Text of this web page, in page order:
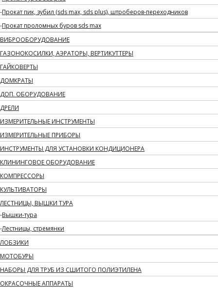
Прокат пик, зубил (sds max, sds plus), штроберов-переходников
Прокат проломных буров sds max
ВИБРООБОРУДОВАНИЕ
ГАЗОНОКОСИЛКИ, АЭРАТОРЫ, ВЕРТИКУТТЕРЫ
ГАЙКОВЕРТЫ
ДОМКРАТЫ
ДОП. ОБОРУДОВАНИЕ
ДРЕЛИ
ИЗМЕРИТЕЛЬНЫЕ ИНСТРУМЕНТЫ
ИЗМЕРИТЕЛЬНЫЕ ПРИБОРЫ
ИНСТРУМЕНТЫ ДЛЯ УСТАНОВКИ КОНДИЦИОНЕРА
КЛИНИНГОВОЕ ОБОРУДОВАНИЕ
КОМПРЕССОРЫ
КУЛЬТИВАТОРЫ
ЛЕСТНИЦЫ, ВЫШКИ ТУРА
Вышки-тура
Лестницы, стремянки
ЛОБЗИКИ
МОТОБУРЫ
НАБОРЫ ДЛЯ ТРУБ ИЗ СШИТОГО ПОЛИЭТИЛЕНА
ОКРАСОЧНЫЕ АППАРАТЫ